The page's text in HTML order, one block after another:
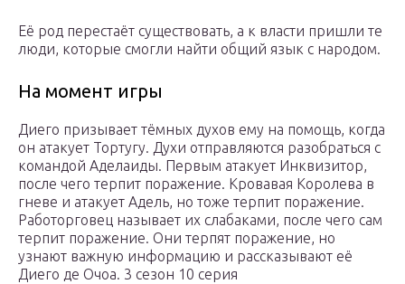
Её род перестаёт существовать, а к власти пришли те
люди, которые смогли найти общий язык с народом.
На момент игры
Диего призывает тёмных духов ему на помощь, когда
он атакует Тортугу. Духи отправляются разобраться с
командой Аделаиды. Первым атакует Инквизитор,
после чего терпит поражение. Кровавая Королева в
гневе и атакует Адель, но тоже терпит поражение.
Работорговец называет их слабаками, после чего сам
терпит поражение. Они терпят поражение, но
узнают важную информацию и рассказывают её
Диего де Очоа. 3 сезон 10 серия